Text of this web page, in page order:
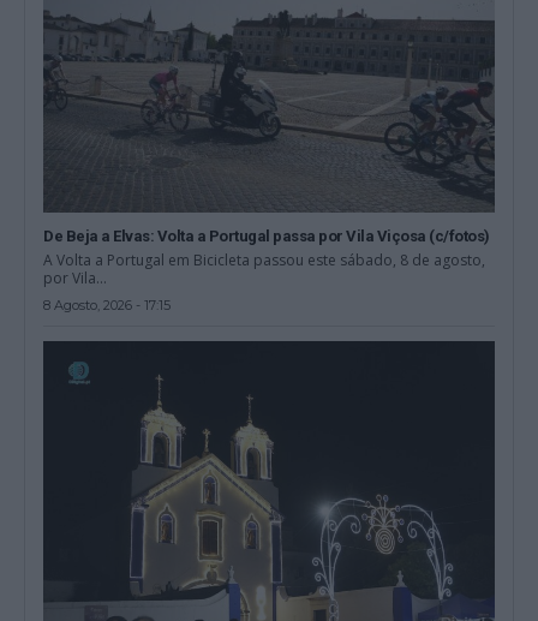
De Beja a Elvas: Volta a Portugal passa por Vila Viçosa (c/fotos)
A Volta a Portugal em Bicicleta passou este sábado, 8 de agosto,
por Vila...
8 Agosto, 2026 - 17:15